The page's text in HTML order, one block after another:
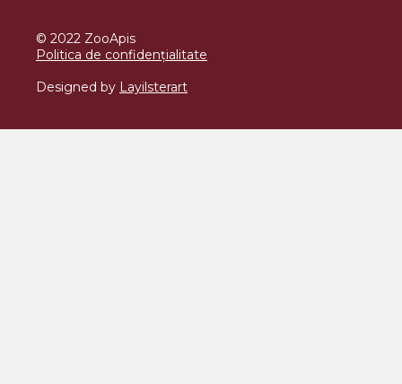
© 2022 ZooApis
Politica de confidențialitate
Designed by Layilsterart